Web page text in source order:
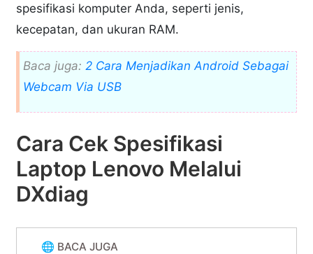
spesifikasi komputer Anda, seperti jenis,
kecepatan, dan ukuran RAM.
Baca juga: 2 Cara Menjadikan Android Sebagai
Webcam Via USB
Cara Cek Spesifikasi
Laptop Lenovo Melalui
DXdiag
🌐 BACA JUGA